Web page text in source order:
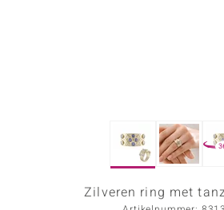
Zilveren ring met